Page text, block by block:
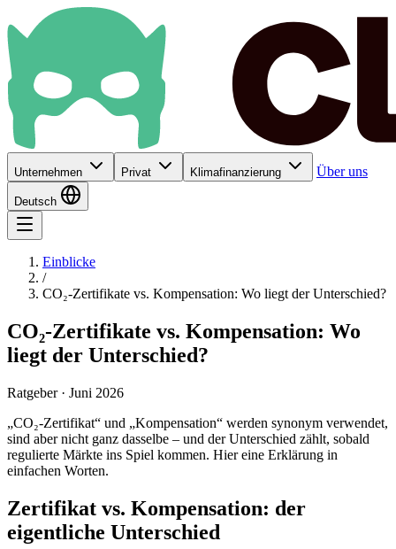
Unternehmen Privat Klimafinanzierung Über uns
Deutsch
Einblicke
/
CO₂-Zertifikate vs. Kompensation: Wo liegt der Unterschied?
CO₂-Zertifikate vs. Kompensation: Wo
liegt der Unterschied?
Ratgeber · Juni 2026
„CO₂-Zertifikat“ und „Kompensation“ werden synonym verwendet,
sind aber nicht ganz dasselbe – und der Unterschied zählt, sobald
regulierte Märkte ins Spiel kommen. Hier eine Erklärung in
einfachen Worten.
Zertifikat vs. Kompensation: der
eigentliche Unterschied